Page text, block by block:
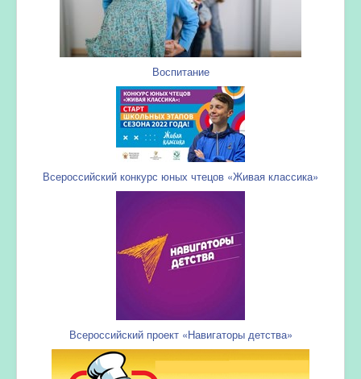
Воспитание
Всероссийский конкурс юных чтецов «Живая классика»
Всероссийский проект «Навигаторы детства»